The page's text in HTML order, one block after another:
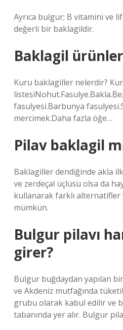
Ayrıca bulgur; B vitamini ve
değerli bir baklagildir.
Baklagil
Kuru baklagiller nelerdir?
fasulyesi.Barbunya
mercimek.Daha fazla öğe…
Pilav baklagil
Baklagiller dendiğinde akla
ve zerdeçal üçlüsü olsa da
kullanarak farklı alternatifler
mümkün.
Bulgur pilavı
girer?
Bulgur buğdaydan yapılan
ve Akdeniz mutfağında
grubu olarak kabul edilir ve
tabanında yer alır. Bulgur